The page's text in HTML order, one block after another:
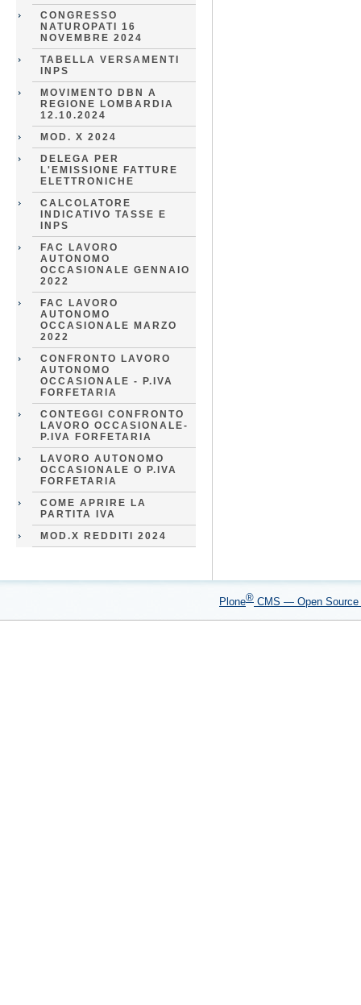
CONGRESSO
NATUROPATI 16
NOVEMBRE 2024
TABELLA VERSAMENTI
INPS
MOVIMENTO DBN A
REGIONE LOMBARDIA
12.10.2024
MOD. X 2024
DELEGA PER
L'EMISSIONE FATTURE
ELETTRONICHE
CALCOLATORE
INDICATIVO TASSE E
INPS
FAC LAVORO
AUTONOMO
OCCASIONALE GENNAIO
2022
FAC LAVORO
AUTONOMO
OCCASIONALE MARZO
2022
CONFRONTO LAVORO
AUTONOMO
OCCASIONALE - P.IVA
FORFETARIA
CONTEGGI CONFRONTO
LAVORO OCCASIONALE-
P.IVA FORFETARIA
LAVORO AUTONOMO
OCCASIONALE O P.IVA
FORFETARIA
COME APRIRE LA
PARTITA IVA
MOD.X REDDITI 2024
Plone® CMS — Open Source